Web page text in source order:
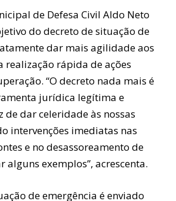
de Defesa Civil Aldo Neto
do decreto de situação de
dar mais agilidade aos
realização rápida de ações
“O decreto nada mais é
jurídica legítima e
de dar celeridade às nossas
intervenções imediatas nas
e no desassoreamento de
alguns exemplos”, acrescenta.
de emergência é enviado